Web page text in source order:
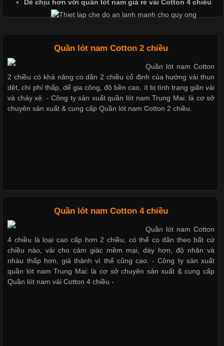
cảm giác thoải mái cho người mặc. Trong đó, vải Lycra là một
trong những chất liệu nổi bật nhờ độ đàn hồi cao,
Chất Liệu Bamboo Xu Hướng Mới Trong Ngành Thời Trang
Cập nhật 2026-05-21 14:59:25
Trong những năm gần đây, vải Bamboo đang trở thành một
Những Loại Vải Thun Thông Dụng Và Đặc Điểm Nổi Bật
Cập nhật 2026-05-20 14:58:56
Vải thun là một trong những chất liệu được sử dụng rộng rãi
nhất trong ngành thời trang nhờ đặc tính co giãn, mềm mại và
thoải mái khi mặc. Từ áo thun, đồ thể thao cho đến đồ lót nam,
vải thun luôn đóng vai trò quan trọng trong quá trình sản xuất.
Dễ chịu hơn với quần lót nam giá rẻ vải Cotton 4 chiều
Quần lót nam Cotton 2 chiều
Quần lót nam Cotton
2 chiều có khả năng co dãn 2 chiều cố định của hướng vải thun
dệt, chi phí thấp, dể gia công, độ bền cao, ít bị tình trạng giãn vải
và chảy xệ. - Công ty sản xuất quần lót nam Trung Mai: là cơ sở
chuyên sản xuất & cung cấp Quần lót nam Cotton 2 chiều.
Quần lót nam Cotton 4 chiều
Quần lót nam Cotton
4 chiều là loại cao cấp hơn 2 chiều, có thể co dãn theo bất cứ
chiều nào, vải cho cảm giác mềm mại, dày hơn, độ nhăn và
nhàu thấp hơn, giá thành vì thế cũng cao. - Công ty sản xuất
quần lót nam Trung Mai: là cơ sở chuyên sản xuất & cung cấp
Quần lót nam vải Cotton 4 chiều -